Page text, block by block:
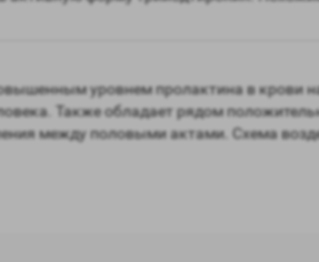
уровнем пролактина в крови
Также обладает рядом
между половыми актами. Схема